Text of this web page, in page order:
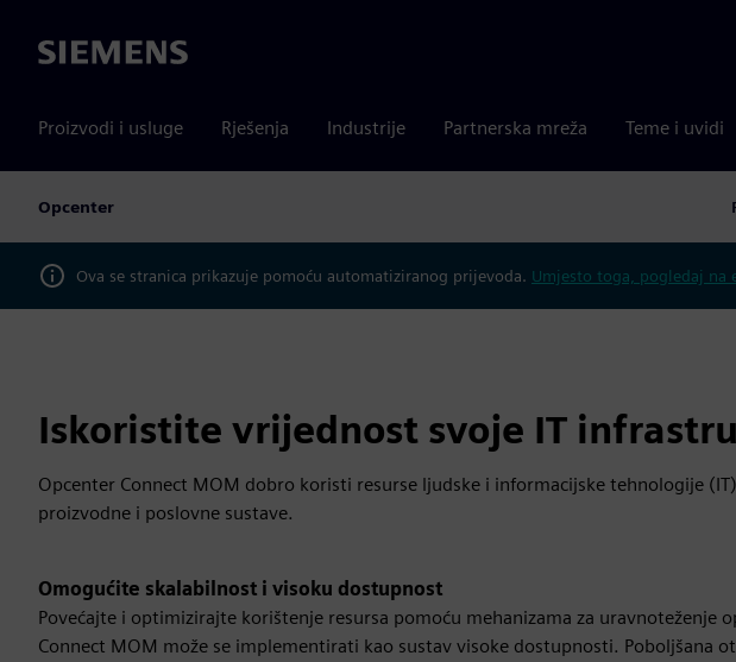
Siemens
Proizvodi i usluge Rješenja Industrije Partnerska mreža Teme i uvidi
Opcenter
Ova se stranica prikazuje pomoću automatiziranog prijevoda. Umjesto toga, pogledaj na
Iskoristite vrijednost svoje IT
Opcenter Connect MOM dobro koristi resurse ljudske i informacijske tehnologije
proizvodne i poslovne sustave.
Omogućite skalabilnost i visoku dostupnost
Povećajte i optimizirajte korištenje resursa pomoću mehanizama za uravnoteženje
Connect MOM može se implementirati kao sustav visoke dostupnosti. Poboljšana